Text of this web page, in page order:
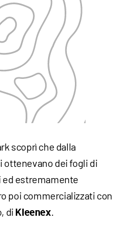
scoprì che dalla
ottenevano dei fogli di
estremamente
poi commercializzati con
di Kleenex.